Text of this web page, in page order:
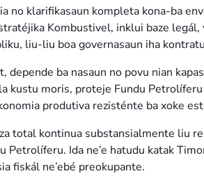
no klarifikasaun kompleta kona-ba
Kombustivel, inklui baze
liu-liu boa governasaun iha
depende ba nasaun no povu nian
kustu moris, proteje Fundu
produtiva rezisténte ba xoke
total kontinua substansialmente liu
Petrolíferu. Ida ne’e hatudu katak
fiskál ne’ebé preokupante.